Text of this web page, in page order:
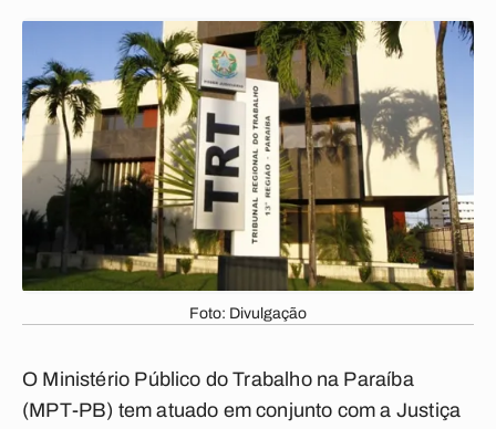
Foto: Divulgação
O Ministério Público do Trabalho na Paraíba
(MPT-PB) tem atuado em conjunto com a Justiça